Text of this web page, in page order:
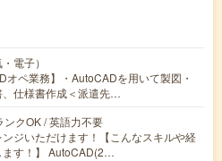
電子）
オペ業務】・AutoCADを用いて製図・
仕様書作成＜派遣先…
クOK / 英語力不要
ジいただけます！【こんなスキルや経
ます！】 AutoCAD(2…